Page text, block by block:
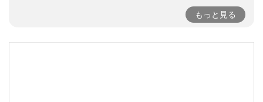
もっと見る